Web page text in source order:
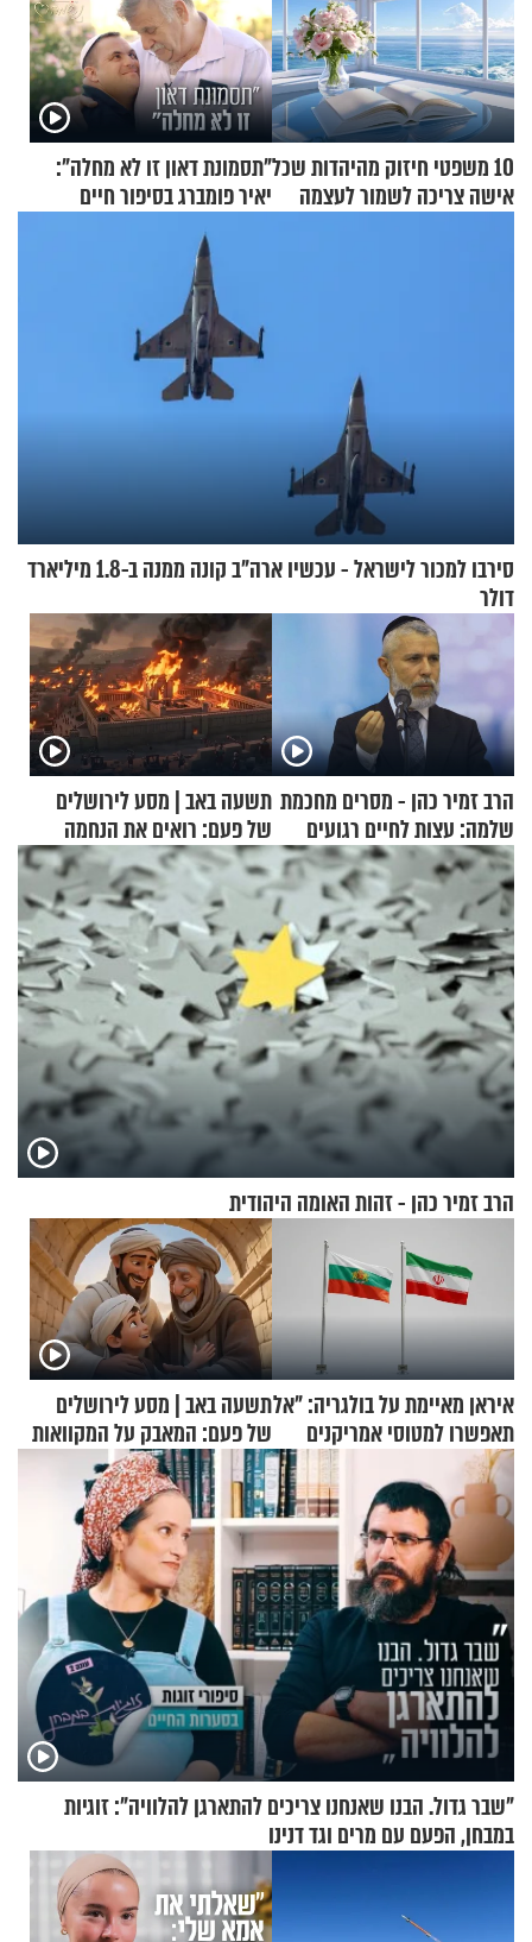
10 משפטי חיזוק מהיהדות שכל
אישה צריכה לשמור לעצמה
"תסמונת דאון זו לא מחלה":
יאיר פומברג בסיפור חיים
מעורר השראה
סירבו למכור לישראל - עכשיו ארה"ב קונה ממנה ב-1.8 מיליארד
דולר
הרב זמיר כהן - מסרים מחכמת
שלמה: עצות לחיים רגועים
תשעה באב | מסע לירושלים
של פעם: רואים את הנחמה
הרב זמיר כהן - זהות האומה היהודית
איראן מאיימת על בולגריה: "אל
תאפשרו למטוסי אמריקנים
להמריא מהשטח שלכם"
תשעה באב | מסע לירושלים
של פעם: המאבק על המקוואות
"שבר גדול. הבנו שאנחנו צריכים להתארגן להלוויה": זוגיות
במבחן, הפעם עם מרים וגד דנינו